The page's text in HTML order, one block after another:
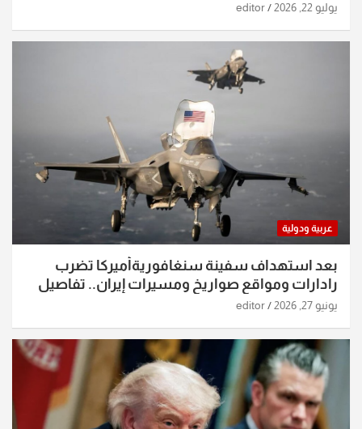
يوليو 22, 2026 editor
عربية ودولية
بعد استهداف سفينة سنغافوريةأميركا تضرب
رادارات ومواقع صواريخ ومسيرات إيران.. تفاصيل
الساعات الماضية
يونيو 27, 2026 editor